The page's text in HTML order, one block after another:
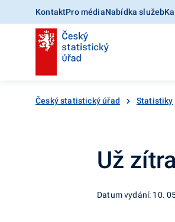
KontaktPro médiaNabídka služeb
Český statistický úřad Statistiky
Už
Datum vydání: 10.